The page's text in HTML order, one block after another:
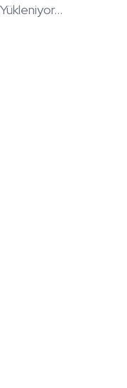
Yükleniyor...